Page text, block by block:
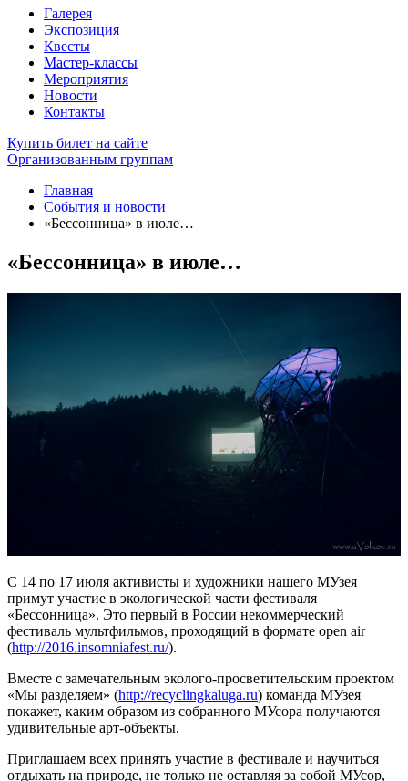
Галерея
Экспозиция
Квесты
Мастер-классы
Мероприятия
Новости
Контакты
Купить билет на сайте
Организованным группам
Главная
События и новости
«Бессонница» в июле…
«Бессонница» в июле…
С 14 по 17 июля активисты и художники нашего МУзея
примут участие в экологической части фестиваля
«Бессонница». Это первый в России некоммерческий
фестиваль мультфильмов, проходящий в формате open air
(http://2016.insomniafest.ru/).
Вместе с замечательным эколого-просветительским проектом
«Мы разделяем» (http://recyclingkaluga.ru) команда МУзея
покажет, каким образом из собранного МУсора получаются
удивительные арт-объекты.
Приглашаем всех принять участие в фестивале и научиться
отдыхать на природе, не только не оставляя за собой МУсор,